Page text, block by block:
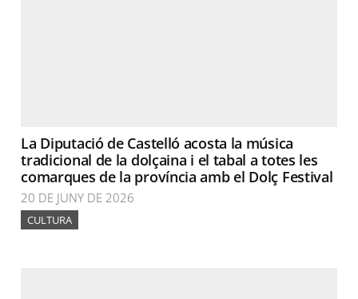
La Diputació de Castelló acosta la música
tradicional de la dolçaina i el tabal a totes les
comarques de la província amb el Dolç Festival
20 DE JUNY DE 2026
CULTURA